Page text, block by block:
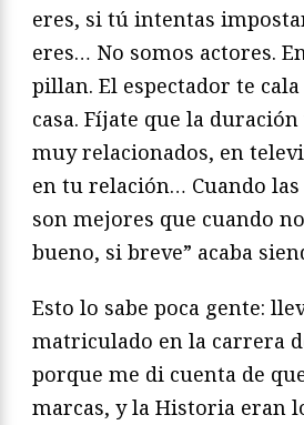
eres, si tú intentas
eres… No somos actores.
pillan. El espectador te
casa. Fíjate que la
muy relacionados, en
en tu relación… Cuando las
son mejores que cuando
bueno, si breve” acaba
Esto lo sabe poca gente:
matriculado en la carrera
porque me di cuenta de
marcas, y la Historia eran